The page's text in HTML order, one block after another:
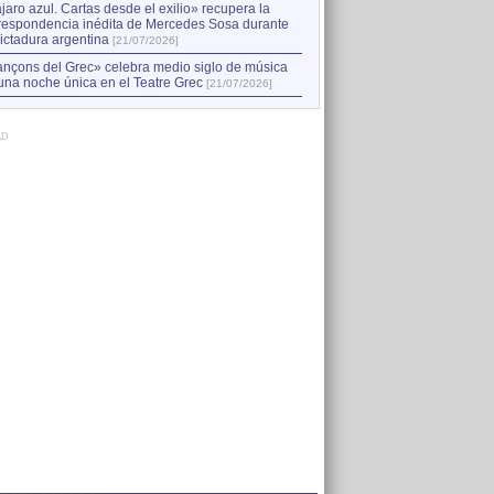
azul. Cartas desde el exilio» recupera la
inédita de Mercedes Sosa durante
argentina [21/07/2026]
del Grec» celebra medio siglo de música
noche única en el Teatre Grec [21/07/2026]